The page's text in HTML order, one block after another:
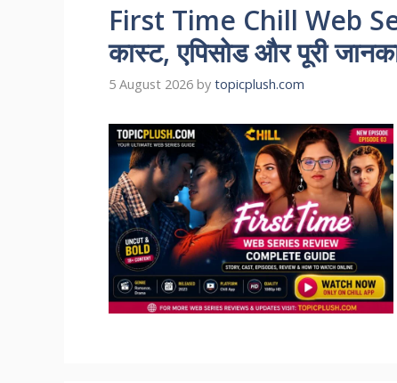
First Time Chill Web
कास्ट, एपिसोड और पूरी
5 August 2026 by topicplush.com